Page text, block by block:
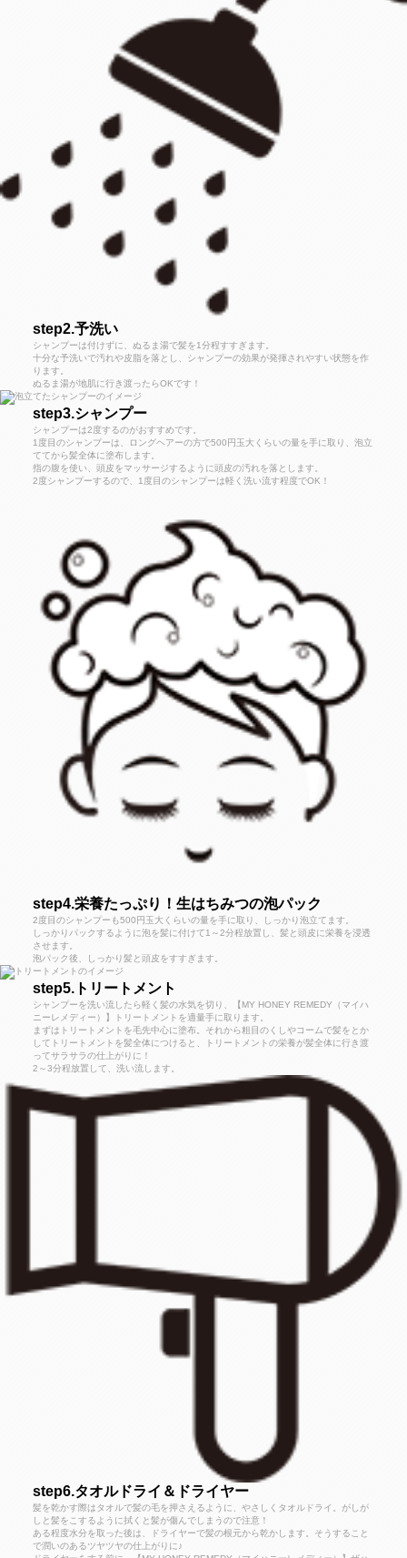
step2.予洗い
シャンプーは付けずに、ぬるま湯で髪を1分程すすぎます。
十分な予洗いで汚れや皮脂を落とし、シャンプーの効果が発揮されやすい状態を作
ります。
ぬるま湯が地肌に行き渡ったらOKです！
step3.シャンプー
シャンプーは2度するのがおすすめです。
1度目のシャンプーは、ロングヘアーの方で500円玉大くらいの量を手に取り、泡立
ててから髪全体に塗布します。
指の腹を使い、頭皮をマッサージするように頭皮の汚れを落とします。
2度シャンプーするので、1度目のシャンプーは軽く洗い流す程度でOK！
step4.栄養たっぷり！生はちみつの泡パック
2度目のシャンプーも500円玉大くらいの量を手に取り、しっかり泡立てます。
しっかりパックするように泡を髪に付けて1～2分程放置し、髪と頭皮に栄養を浸透
させます。
泡パック後、しっかり髪と頭皮をすすぎます。
step5.トリートメント
シャンプーを洗い流したら軽く髪の水気を切り、【MY HONEY REMEDY（マイハ
ニーレメディー）】トリートメントを適量手に取ります。
まずはトリートメントを毛先中心に塗布。それから粗目のくしやコームで髪をとか
してトリートメントを髪全体につけると、トリートメントの栄養が髪全体に行き渡
ってサラサラの仕上がりに！
2～3分程放置して、洗い流します。
step6.タオルドライ＆ドライヤー
髪を乾かす際はタオルで髪の毛を押さえるように、やさしくタオルドライ。がしが
しと髪をこするように拭くと髪が傷んでしまうので注意！
ある程度水分を取った後は、ドライヤーで髪の根元から乾かします。そうすること
で潤いのあるツヤツヤの仕上がりに♪